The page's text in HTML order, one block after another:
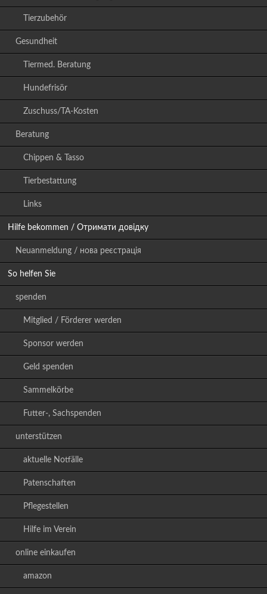
Tierzubehör
Gesundheit
Tiermed. Beratung
Hundefrisör
Zuschuss/TA-Kosten
Beratung
Chippen & Tasso
Tierbestattung
Links
Hilfe bekommen / Отримати довідку
Neuanmeldung / нова реєстрація
So helfen Sie
spenden
Mitglied / Förderer werden
Sponsor werden
Geld spenden
Sammelkörbe
Futter-, Sachspenden
unterstützen
aktuelle Notfälle
Patenschaften
Pflegestellen
Hilfe im Verein
online einkaufen
amazon